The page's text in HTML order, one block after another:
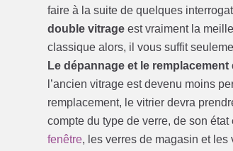
faire à la suite de quelques
double vitrage est vraiment la
classique alors, il vous suffit
Le dépannage et le
l’ancien vitrage est devenu moins
remplacement, le vitrier devra
compte du type de verre, de son
fenêtre, les verres de magasin et les